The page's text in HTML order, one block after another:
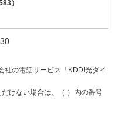
）
社の電話サービス「KDDI光ダイ
けない場合は、（ ）内の番号